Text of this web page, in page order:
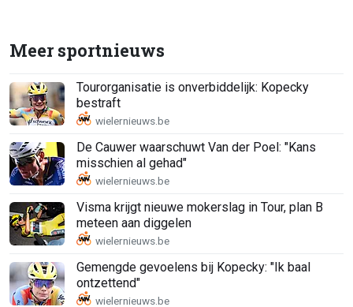
Meer sportnieuws
Tourorganisatie is onverbiddelijk: Kopecky
bestraft
De Cauwer waarschuwt Van der Poel: "Kans
misschien al gehad"
Visma krijgt nieuwe mokerslag in Tour, plan B
meteen aan diggelen
Gemengde gevoelens bij Kopecky: "Ik baal
ontzettend"